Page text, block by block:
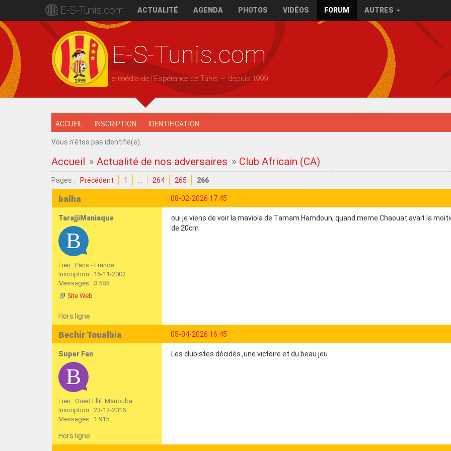
E-S-Tunis.com ACTUALITÉ AGENDA PHOTOS VIDÉOS FORUM AUTRES
E-S-Tunis.com
e-média de l'Espérance de Tunis — depuis 1999
ACCUEIL INSCRIPTION IDENTIFICATION
Vous n'êtes pas identifié(e).
Accueil »Actualité de nos adversaires » Club Africain (CA)
Pages : Précédent 1 264 265 266
08-02-2026 17:45
balha
TarajjiManiaque
Lieu : Paris - France
Inscription : 16-11-2002
Messages : 3 585
Site Web
oui je viens de voir la maviola de Tamam Hamdoun, quand meme Chaouat avait la
de 20cm
Hors ligne
05-04-2026 16:45
Bechir Toualbia
Super Fan
Lieu : Oued Ellil .Manouba
Inscription : 23-12-2016
Messages : 1 915
Les clubistes décidés ,une victoire et du beau jeu
Hors ligne